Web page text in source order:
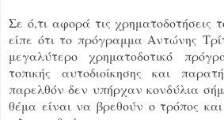
Σε ό,τι αφορά τις χρηματοδοτήσεις
είπε ότι το πρόγραμμα Αντώνης
μεγαλύτερο χρηματοδοτικό
τοπικής αυτοδιοίκησης και
παρελθόν δεν υπήρχαν κονδύλια
θέμα είναι να βρεθούν ο τρόπος